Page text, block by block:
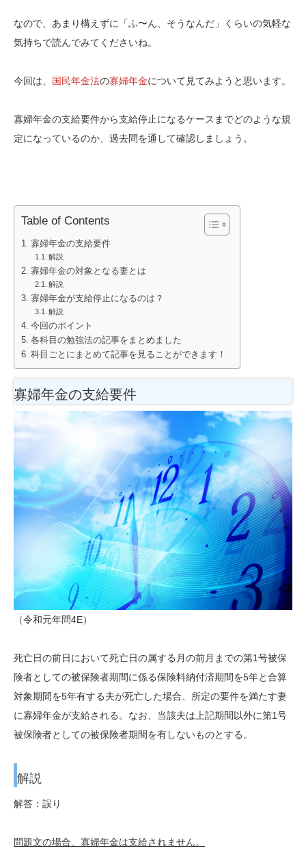
なので、あまり構えずに「ふ〜ん、そうなんだ」くらいの気軽な
気持ちで読んでみてくださいね。
今回は、 国民年金法の寡婦年金について見てみようと思います。
寡婦年金の支給要件から支給停止になるケースまでどのような規
定になっているのか、過去問を通して確認しましょう。
Table of Contents
寡婦年金の支給要件
解説
寡婦年金の対象となる妻とは
解説
寡婦年金が支給停止になるのは？
解説
今回のポイント
各科目の勉強法の記事をまとめました
科目ごとにまとめて記事を見ることができます！
寡婦年金の支給要件
（令和元年問4E）
死亡日の前日において死亡日の属する月の前月までの第1号被保
険者としての被保険者期間に係る保険料納付済期間を5年と合算
対象期間を5年有する夫が死亡した場合、所定の要件を満たす妻
に寡婦年金が支給される。なお、当該夫は上記期間以外に第1号
被保険者としての被保険者期間を有しないものとする。
解説
解答：誤り
問題文の場合、寡婦年金は支給されません。